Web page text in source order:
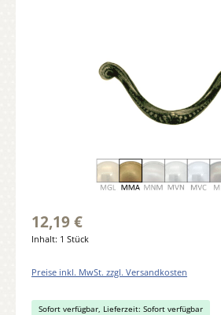
12,19 €
Inhalt: 1 Stück
Preise inkl. MwSt. zzgl. Versandkosten
Sofort verfügbar, Lieferzeit: Sofort verfügbar